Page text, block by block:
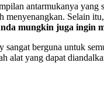
antarmukanya
menyenangkan. Selain
mungkin juga ingin
berguna untuk
alat yang dapat